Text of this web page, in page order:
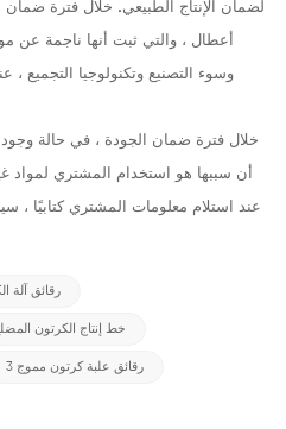
لضمان الإنتاج الطبيعي. خلال فترة
أعطال ، والتي ثبت أنها ناجمة عن
وسوء التصنيع وتكنولوجيا التجميع ،
أن سببها هو استخدام المشتري لمواد
عند استلام معلومات المشتري كتابيًا ،
3 رقائق آلة
خط إنتاج الكرتون
3 رقائق علبة كرتون مموج